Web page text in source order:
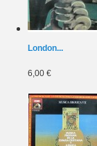
London...
6,00 €